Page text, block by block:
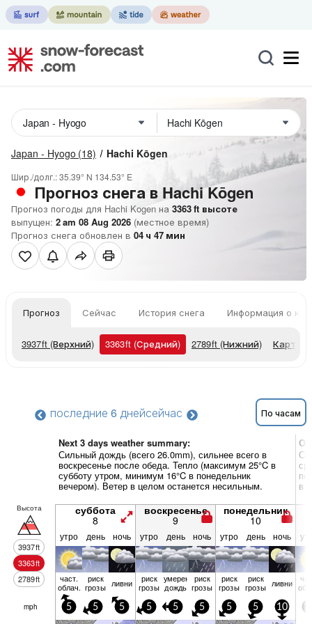
Japan - Hyogo (18) Hachi Kōgen
Шир./долг.:35.39° N 134.53° E
Прогноз снега в Hachi Kōgen
Прогноз погоды для Hachi Kogen на 3363ft высоте
выпущен: 2 am 08 Aug 2026 (местное время)
Прогноз снега обновлен в 04 ч 47 мин
Прогноз Сейчас История снега Информация о
3937ft (Верхний) 3363ft (Средний) 2789ft (Нижний) Карты
последние 6 днейсейчас По часам
Next 3 days weather summary:
Сильный дождь (всего 26.0mm), сильнее всего в
воскресенье после обеда. Тепло (максимум 25°C в
субботу утром, минимум 16°C в понедельник
вечером). Ветер в целом останется несильным. в
Высота
3937ft
3363ft
2789ft
суббота
8
воскресенье
9
понедельник
10
утро день ночь утро день ночь утро день ночь
част.
облач.
риск
грозы ливни риск
грозы
умерен.
дождь
риск
грозы
риск
грозы
риск
грозы ливни
mph 5 5 5 5 5 5 5 5 10